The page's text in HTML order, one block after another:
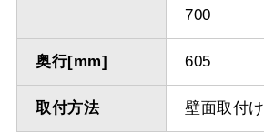
700
奥行[mm] 605
取付方法 壁面取付け